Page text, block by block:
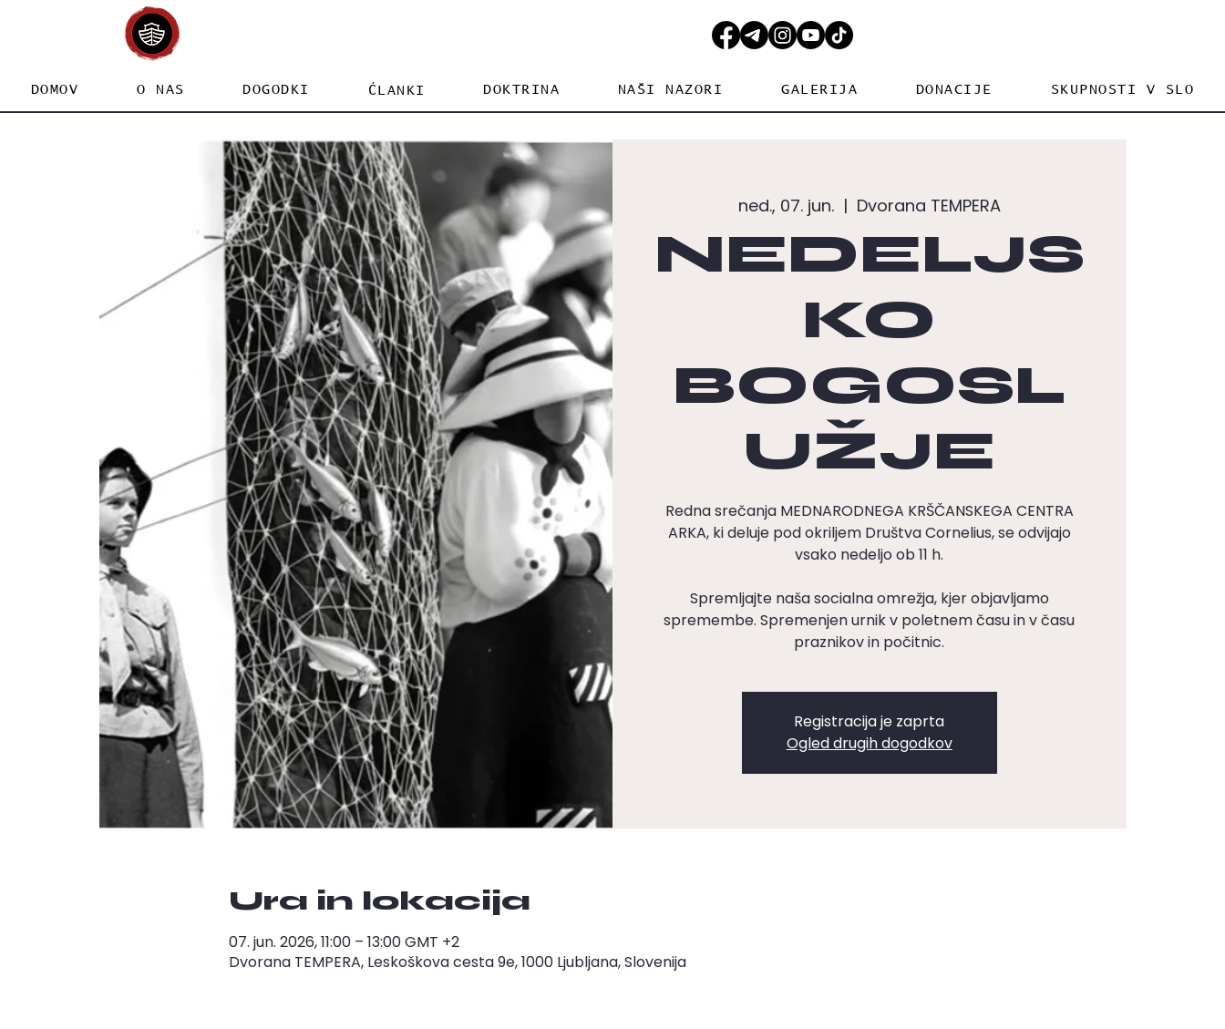
DOMOV O NAS DOGODKI ĆLANKI DOKTRINA NAŠI NAZORI GALERIJA DONACIJE SKUPNOSTI V SLO
ned., 07. jun.
  |
Dvorana TEMPERA
NEDELJS
KO
BOGOSL
UŽJE
Redna srečanja MEDNARODNEGA KRŠČANSKEGA CENTRA
ARKA, ki deluje pod okriljem Društva Cornelius, se odvijajo
vsako nedeljo ob 11 h.
Spremljajte naša socialna omrežja, kjer objavljamo
spremembe. Spremenjen urnik v poletnem času in v času
praznikov in počitnic.
Registracija je zaprta
Ogled drugih dogodkov
Ura in lokacija
07. jun. 2026, 11:00 – 13:00 GMT +2
Dvorana TEMPERA, Leskoškova cesta 9e, 1000 Ljubljana, Slovenija